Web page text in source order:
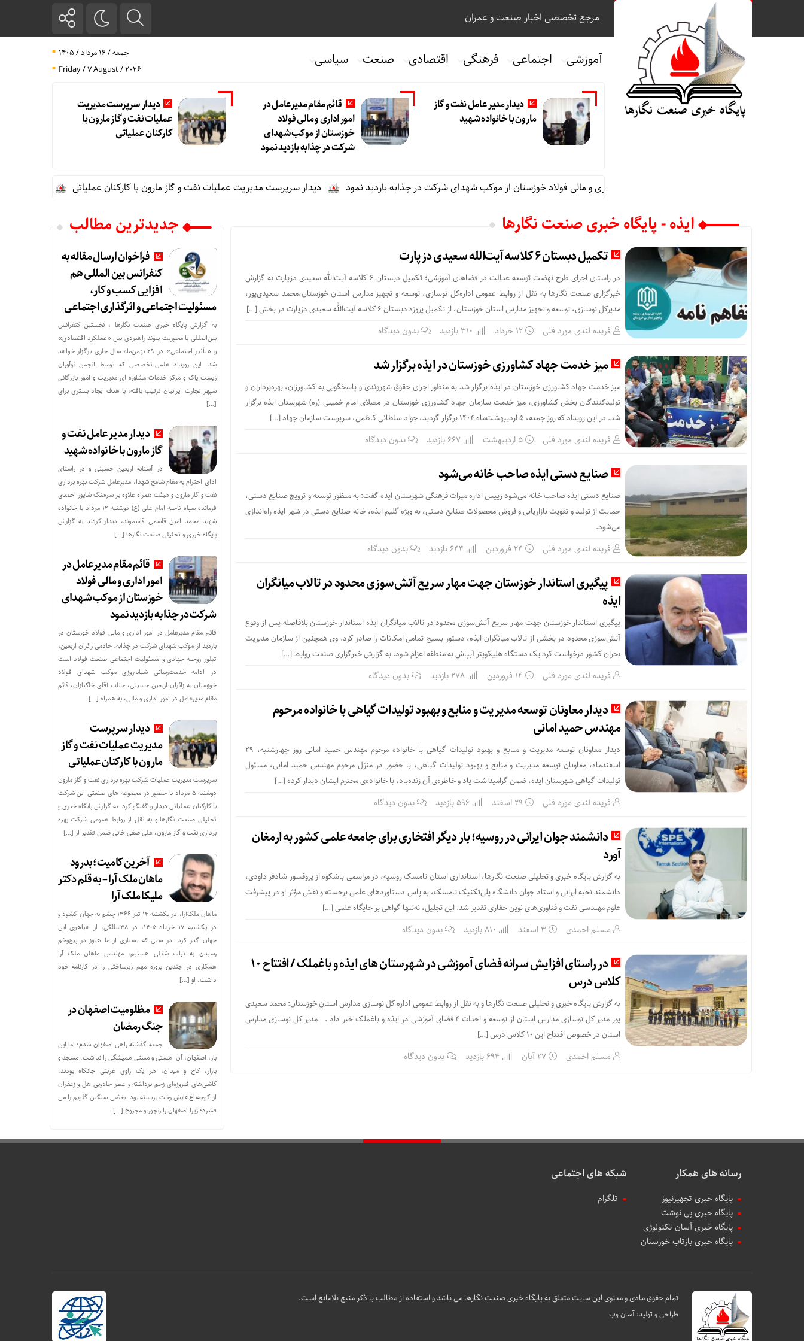
مرجع تخصصی اخبار صنعت و عمران
آموزشی اجتماعی فرهنگی اقتصادی صنعت سیاسی
جمعه / ۱۶ مرداد / ۱۴۰۵
Friday / 7 August / 2026
دیدار مدیر عامل نفت و گاز
مارون با خانواده شهید
قائم مقام مدیرعامل در
امور اداری و مالی فولاد
خوزستان از موکب شهدای
شرکت در چذابه بازدید نمود
دیدار سرپرست مدیریت
عملیات نفت و گاز مارون با
کارکنان عملیاتی
قائم مقام مدیرعامل در امور اداری و مالی فولاد خوزستان از موکب شهدای شرکت در چذابه بازدید نمود دیدار سرپرست مدیریت عملیات نفت و گاز مارون با کارکنان عملیاتی تاب آوری، وجه
ایذه - پایگاه خبری صنعت نگارها
تکمیل دبستان ۶ کلاسه آیت‌الله سعیدی دزپارت
در راستای اجرای طرح نهضت توسعه عدالت در فضاهای آموزشی؛ تکمیل دبستان ۶ کلاسه آیت‌الله سعیدی دزپارت به گزارش
خبرگزاری صنعت نگارها به نقل از روابط عمومی اداره‌کل نوسازی، توسعه و تجهیز مدارس استان خوزستان،محمد سعیدی‌پور،
مدیرکل نوسازی، توسعه و تجهیز مدارس استان خوزستان، از تکمیل پروژه دبستان ۶ کلاسه آیت‌الله سعیدی دزپارت در بخش […]
فریده لندی مورد فلی ۱۲ خرداد بدون دیدگاه
میز خدمت جهاد کشاورزی خوزستان در ایذه برگزار شد
میز خدمت جهاد کشاورزی خوزستان در ایذه برگزار شد به منظور اجرای حقوق شهروندی و پاسخگویی به کشاورزان، بهره‌برداران و
تولیدکنندگان بخش کشاورزی، میز خدمت سازمان جهاد کشاورزی خوزستان در مصلای امام خمینی (ره) شهرستان ایذه برگزار
شد. در این رویداد که روز جمعه، ۵ اردیبهشت‌ماه ۱۴۰۴ برگزار گردید، جواد سلطانی کاظمی، سرپرست سازمان جهاد […]
فریده لندی مورد فلی ۵ اردیبهشت بدون دیدگاه
صنایع دستی ایذه صاحب خانه می‌شود
صنایع دستی ایذه صاحب خانه می‌شود رییس اداره میراث فرهنگی شهرستان ایذه گفت: به منظور توسعه و ترویج صنایع دستی،
حمایت از تولید و تقویت بازاریابی و فروش محصولات صنایع دستی، به ویژه گلیم ایذه، خانه صنایع دستی در شهر ایذه راه‌اندازی
می‌شود.
فریده لندی مورد فلی ۲۴ فروردین بدون دیدگاه
پیگیری استاندار خوزستان جهت مهار سریع آتش‌سوزی محدود در تالاب میانگران
ایذه
پیگیری استاندار خوزستان جهت مهار سریع آتش‌سوزی محدود در تالاب میانگران ایذه استاندار خوزستان بلافاصله پس از وقوع
آتش‌سوزی محدود در بخشی از تالاب میانگران ایذه، دستور بسیج تمامی امکانات را صادر کرد. وی همچنین از سازمان مدیریت
بحران کشور درخواست کرد یک دستگاه هلیکوپتر آبپاش به منطقه اعزام شود. به گزارش خبرگزاری صنعت روابط […]
فریده لندی مورد فلی ۱۴ فروردین بدون دیدگاه
دیدار معاونان توسعه مدیریت و منابع و بهبود تولیدات گیاهی با خانواده مرحوم
مهندس حمید امانی
دیدار معاونان توسعه مدیریت و منابع و بهبود تولیدات گیاهی با خانواده مرحوم مهندس حمید امانی روز چهارشنبه، ۲۹
اسفندماه، معاونان توسعه مدیریت و منابع و بهبود تولیدات گیاهی، با حضور در منزل مرحوم مهندس حمید امانی، مسئول
تولیدات گیاهی شهرستان ایذه، ضمن گرامیداشت یاد و خاطره‌ی آن زنده‌یاد، با خانواده‌ی محترم ایشان دیدار کرده […]
فریده لندی مورد فلی ۲۹ اسفند بدون دیدگاه
دانشمند جوان ایرانی در روسیه؛ بار دیگر افتخاری برای جامعه علمی کشور به ارمغان
آورد
به گزارش پایگاه خبری و تحلیلی صنعت نگارها، استانداری استان تامسک روسیه، در مراسمی باشکوه از پروفسور شادفر داودی،
دانشمند نخبه ایرانی و استاد جوان دانشگاه پلی‌تکنیک تامسک، به‌ پاس دستاوردهای علمی برجسته و نقش مؤثر او در پیشرفت
علوم مهندسی نفت و فناوری‌های نوین حفاری تقدیر شد. این تجلیل، نه‌تنها گواهی بر جایگاه علمی […]
مسلم احمدی ۳ اسفند بدون دیدگاه
در راستای افزایش سرانه فضای آموزشی در شهرستان های ایذه و باغملک / افتتاح ۱۰
کلاس درس
به گزارش پایگاه خبری و تحلیلی صنعت نگارها و به نقل از روابط عمومی اداره کل نوسازی مدارس استان خوزستان: محمد سعیدی
پور مدیر کل نوسازی مدارس استان از توسعه و احداث ۴ فضای آموزشی در ایذه و باغملک خبر داد . مدیر کل نوسازی مدارس
استان در خصوص افتتاح این ۱۰ کلاس درس […]
مسلم احمدی ۲۷ آبان بدون دیدگاه
جدیدترین مطالب
فراخوان ارسال مقاله به
کنفرانس بین المللی هم
افزایی کسب و کار،
مسئولیت اجتماعی و اثرگذاری اجتماعی
به گزارش پایگاه خبری صنعت نگارها ، نخستین کنفرانس
بین‌المللی با محوریت پیوند راهبردی بین «عملکرد اقتصادی»
و «تأثیر اجتماعی» در ۲۹ بهمن‌ماه سال جاری برگزار خواهد
شد. این رویداد علمی-تخصصی که توسط انجمن نوآوران
زیست پاک و مرکز خدمات مشاوره ای مدیریت و امور بازرگانی
سپهر تجارت ایرانیان ترتیب یافته، با هدف ایجاد بستری برای
[…]
دیدار مدیر عامل نفت و
گاز مارون با خانواده شهید
در آستانه اربعین حسینی و در راستای
ادای احترام به مقام شامخ شهدا، مدیرعامل شرکت بهره برداری
نفت و گاز مارون و هیئت همراه علاوه بر سرهنگ شاپور احمدی
فرمانده سپاه ناحیه امام علی (ع) دوشنبه ۱۲ مرداد با خانواده
شهید محمد امین قاسمی قاسموند، دیدار کردند به گزارش
پایگاه خبری و تحلیلی صنعت نگارها […]
قائم مقام مدیرعامل در
امور اداری و مالی فولاد
خوزستان از موکب شهدای
شرکت در چذابه بازدید نمود
قائم مقام مدیرعامل در امور اداری و مالی فولاد خوزستان در
بازدید از موکب شهدای شرکت در چذابه: خادمی زائران اربعین،
تبلور روحیه جهادی و مسئولیت اجتماعی صنعت فولاد است
در ادامه خدمت‌رسانی شبانه‌روزی موکب شهدای فولاد
خوزستان به زائران اربعین حسینی، جناب آقای خاکبازان، قائم
مقام مدیرعامل در امور اداری و مالی، به همراه […]
دیدار سرپرست
مدیریت عملیات نفت و گاز
مارون با کارکنان عملیاتی
سرپرست مدیریت عملیات شرکت بهره برداری نفت و گاز مارون
دوشنبه ۵ مرداد با حضور در مجموعه های صنعتی این شرکت
با کارکنان عملیاتی دیدار و گفتگو کرد. به گزارش پایگاه خبری و
تحلیلی صنعت نگارها و به نقل از روابط عمومی شرکت بهره
برداری نفت و گاز مارون، علی صفی خانی ضمن تقدیر از […]
آخرین کامیت؛بدرود
ماهان ملک آرا – به قلم دکتر
ملیکا ملک آرا
ماهان ملک‌آرا، در یکشنبه ۱۴ تیر ۱۳۶۶ چشم به جهان گشود و
در یکشنبه ۱۷ خرداد ۱۴۰۵، در ۳۸سالگی، از هیاهوی این
جهان گذر کرد. در سنی که بسیاری از ما هنوز در پیچ‌وخم
رسیدن به ثبات شغلی هستیم، مهندس ماهان ملک آرا
همکاری در چندین پروژه مهم زیرساختی را در کارنامه خود
داشت. او […]
مظلومیت اصفهان در
جنگ رمضان
جمعه گذشته راهی اصفهان شدم؛ اما این
بار، اصفهان، آن هستی و مستی همیشگی را نداشت. مسجد و
بازار، کاخ و میدان، هر یک راوی غربتی جانکاه بودند.
کاشی‌های فیروزه‌ای زخم برداشته و عطر جادویی هل و زعفران
از کوچه‌باغ‌هایش رخت بربسته بود. بغضی سنگین گلویم را می
فشرد؛ زیرا اصفهان را رنجور و مجروح […]
رسانه های همکار
پایگاه خبری تجهیزنیوز
پایگاه خبری پی نوشت
پایگاه خبری آسان تکنولوژی
پایگاه خبری بازتاب خوزستان
شبکه های اجتماعی
تلگرام
تمام حقوق مادی و معنوی این سایت متعلق به پایگاه خبری صنعت نگارها می باشد و استفاده از مطالب با ذکر منبع بلامانع است.
طراحی و تولید:آسان وب